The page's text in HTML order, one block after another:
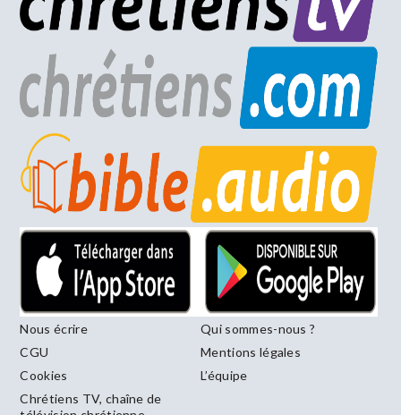
Nous écrire
Qui sommes-nous ?
CGU
Mentions légales
Cookies
L’équipe
Chrétiens TV, chaîne de